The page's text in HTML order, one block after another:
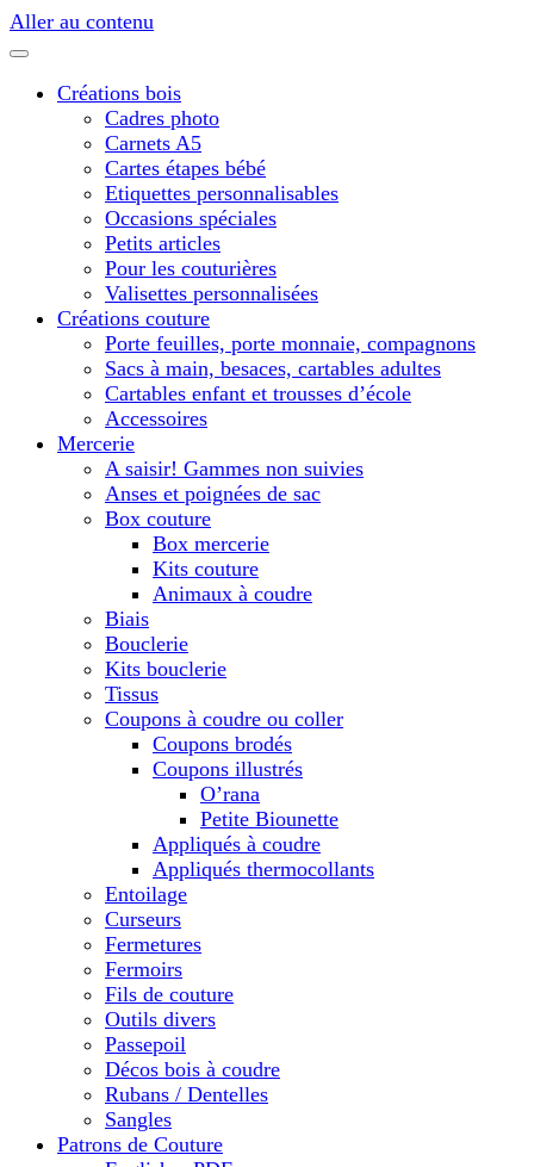
Aller au contenu
Créations bois
Cadres photo
Carnets A5
Cartes étapes bébé
Etiquettes personnalisables
Occasions spéciales
Petits articles
Pour les couturières
Valisettes personnalisées
Créations couture
Porte feuilles, porte monnaie, compagnons
Sacs à main, besaces, cartables adultes
Cartables enfant et trousses d’école
Accessoires
Mercerie
A saisir! Gammes non suivies
Anses et poignées de sac
Box couture
Box mercerie
Kits couture
Animaux à coudre
Biais
Bouclerie
Kits bouclerie
Tissus
Coupons à coudre ou coller
Coupons brodés
Coupons illustrés
O’rana
Petite Biounette
Appliqués à coudre
Appliqués thermocollants
Entoilage
Curseurs
Fermetures
Fermoirs
Fils de couture
Outils divers
Passepoil
Décos bois à coudre
Rubans / Dentelles
Sangles
Patrons de Couture